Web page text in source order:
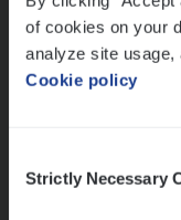
of cookies on your
analyze site
Cookie policy
Selection
Strictly Necessary